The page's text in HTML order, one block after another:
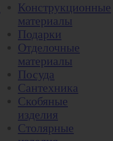
Конструкционные
материалы
Подарки
Отделочные
материалы
Посуда
Сантехника
Скобяные
изделия
Столярные